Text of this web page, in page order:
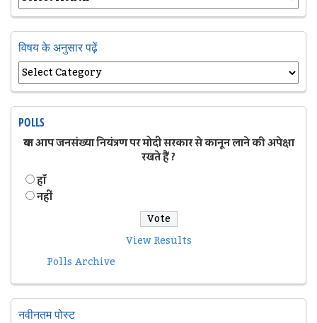
विषय के अनुसार पढ़ें
POLLS
क्या आप जनसंख्या नियंत्रण पर मोदी सरकार से कानून लाने की अपेक्षा
रखते हैं ?
हॉं
नहीं
View Results
Polls Archive
नवीनतम पोस्ट